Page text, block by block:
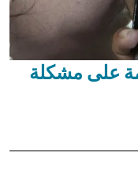
على مشكلة